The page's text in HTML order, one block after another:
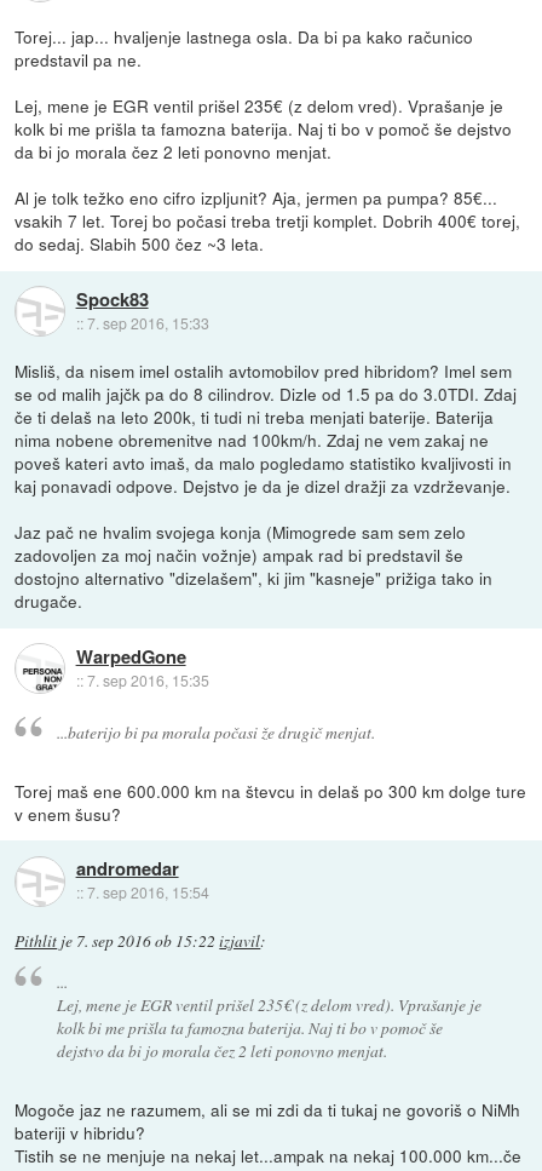
Torej... jap... hvaljenje lastnega osla. Da bi pa kako računico
predstavil pa ne.
Lej, mene je EGR ventil prišel 235€ (z delom vred). Vprašanje je
kolk bi me prišla ta famozna baterija. Naj ti bo v pomoč še dejstvo
da bi jo morala čez 2 leti ponovno menjat.
Al je tolk težko eno cifro izpljunit? Aja, jermen pa pumpa? 85€...
vsakih 7 let. Torej bo počasi treba tretji komplet. Dobrih 400€ torej,
do sedaj. Slabih 500 čez ~3 leta.
Spock83
::7. sep 2016, 15:33
Misliš, da nisem imel ostalih avtomobilov pred hibridom? Imel sem
se od malih jajčk pa do 8 cilindrov. Dizle od 1.5 pa do 3.0TDI. Zdaj
če ti delaš na leto 200k, ti tudi ni treba menjati baterije. Baterija
nima nobene obremenitve nad 100km/h. Zdaj ne vem zakaj ne
poveš kateri avto imaš, da malo pogledamo statistiko kvaljivosti in
kaj ponavadi odpove. Dejstvo je da je dizel dražji za vzdrževanje.
Jaz pač ne hvalim svojega konja (Mimogrede sam sem zelo
zadovoljen za moj način vožnje) ampak rad bi predstavil še
dostojno alternativo "dizelašem", ki jim "kasneje" prižiga tako in
drugače.
WarpedGone
::7. sep 2016, 15:35
...baterijo bi pa morala počasi že drugič menjat.
Torej maš ene 600.000 km na števcu in delaš po 300 km dolge ture
v enem šusu?
andromedar
::7. sep 2016, 15:54
Pithlit je 7. sep 2016 ob 15:22 izjavil:
...
Lej, mene je EGR ventil prišel 235€ (z delom vred). Vprašanje je
kolk bi me prišla ta famozna baterija. Naj ti bo v pomoč še
dejstvo da bi jo morala čez 2 leti ponovno menjat.
Mogoče jaz ne razumem, ali se mi zdi da ti tukaj ne govoriš o NiMh
bateriji v hibridu?
Tistih se ne menjuje na nekaj let...ampak na nekaj 100.000 km...če